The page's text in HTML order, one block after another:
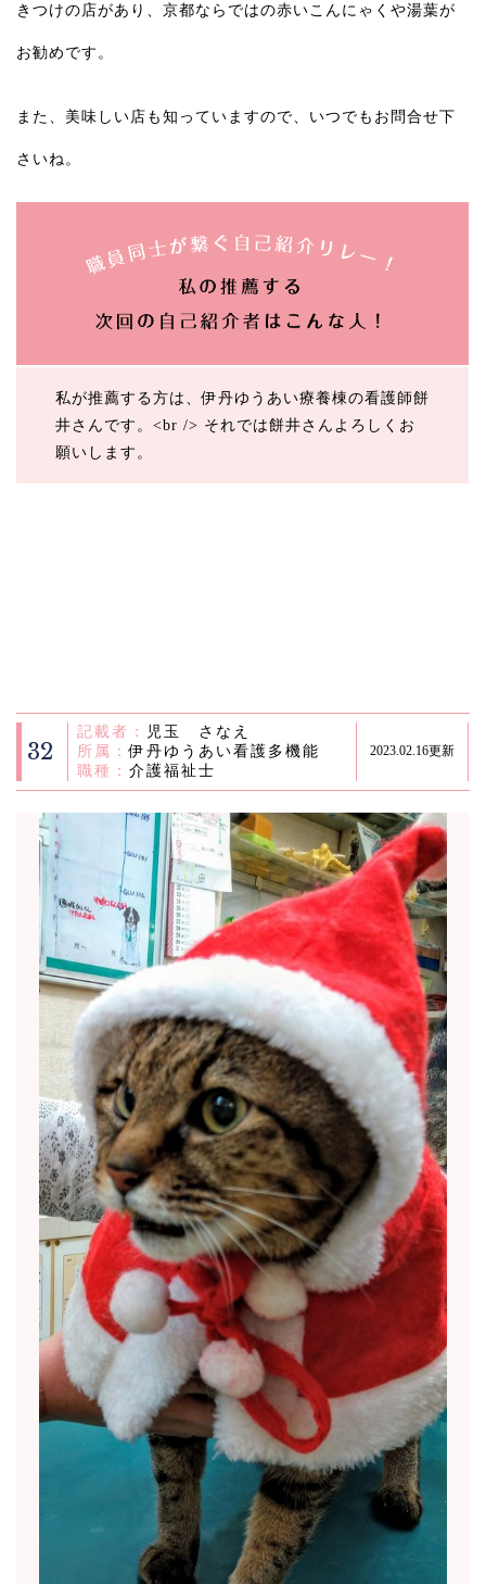
きつけの店があり、京都ならではの赤いこんにゃくや湯葉が
お勧めです。
また、美味しい店も知っていますので、いつでもお問合せ下
さいね。
私が推薦する方は、伊丹ゆうあい療養棟の看護師餅
井さんです。<br /> それでは餅井さんよろしくお
願いします。
32
記載者：
児玉 さなえ
所属：伊丹ゆうあい看護多機能
職種：介護福祉士
2023.02.16更新